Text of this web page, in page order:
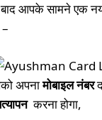
आपके सामने एक
अपनामोबाइल नंबर
करना होगा,